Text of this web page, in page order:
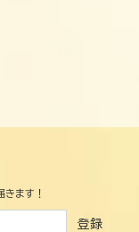
きます！
登録